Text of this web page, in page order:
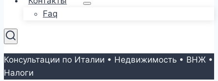
Faq
Консультации по Италии • Недвижимость • ВНЖ •
Налоги